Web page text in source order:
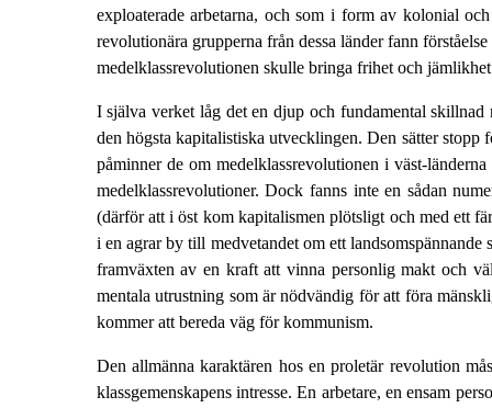
exploaterade arbetarna, och som i form av kolonial
revolutionära grupperna från dessa länder fann
medelklassrevolutionen skulle bringa frihet och
I själva verket låg det en djup och fundamental
den högsta kapitalistiska utvecklingen. Den sätter
påminner de om medelklassrevolutionen i väst-
medelklassrevolutioner. Dock fanns inte en sådan
(därför att i öst kom kapitalismen plötsligt och med ett
i en agrar by till medvetandet om ett
framväxten av en kraft att vinna personlig makt och
mentala utrustning som är nödvändig för att föra
kommer att bereda väg för kommunism.
Den allmänna karaktären hos en proletär revolution
klassgemenskapens intresse. En arbetare, en ensam